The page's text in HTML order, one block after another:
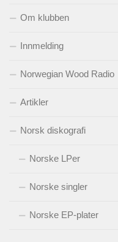
Om klubben
Innmelding
Norwegian Wood Radio
Artikler
Norsk diskografi
Norske LPer
Norske singler
Norske EP-plater